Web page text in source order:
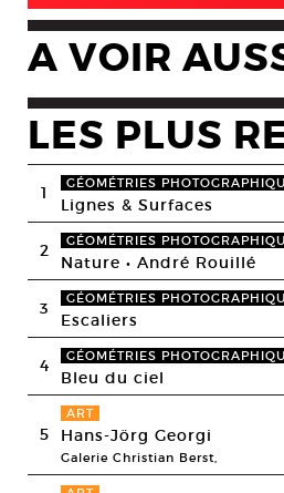
A VOIR
LES PLUS
1 GÉOMÉTRIES
Lignes & Surfaces
2 GÉOMÉTRIES
Nature • André Rouillé
3 GÉOMÉTRIES
Escaliers
4 GÉOMÉTRIES
Bleu du ciel
5
ART
Hans-Jörg Georgi
Galerie Christian Berst,